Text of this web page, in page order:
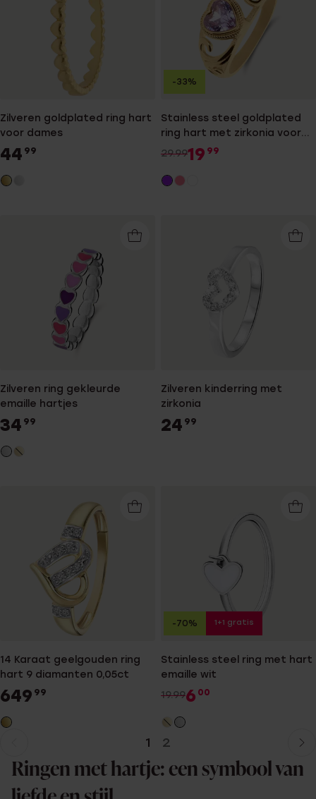
Zilveren goldplated ring hart
voor dames
44 99
Stainless steel goldplated
ring hart met zirkonia voor
dames
29.9919 99
-33%
Zilveren ring gekleurde
emaille hartjes
34 99
Zilveren kinderring met
zirkonia
24 99
14 Karaat geelgouden ring
hart 9 diamanten 0,05ct
649 99
Stainless steel ring met hart
emaille wit
19.996 00
-70% 1+1 gratis
pagina
1 2
naarRingen met hartje: een symbool van